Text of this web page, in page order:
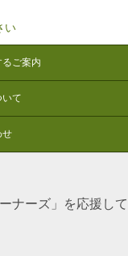
ご案内
いて
せ
ナーズ」を応援して